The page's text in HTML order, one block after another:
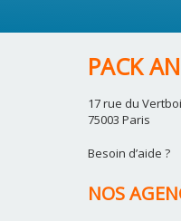
PACK
17 rue du
75003 Paris
Besoin d’aide ?
NOS